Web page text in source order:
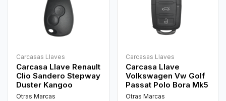
Carcasas Llaves
Carcasa Llave Renault
Clio Sandero Stepway
Duster Kangoo
Otras Marcas
Carcasas Llaves
Carcasa Llave
Volkswagen Vw Golf
Passat Polo Bora Mk5
Otras Marcas